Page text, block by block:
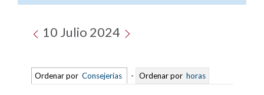
10 Julio 2024
Ordenar por Consejerías - Ordenar por horas